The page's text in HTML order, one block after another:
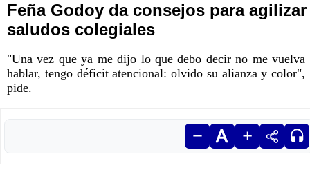
Feña Godoy da consejos para agilizar
saludos colegiales
"Una vez que ya me dijo lo que debo decir no me vuelva
hablar, tengo déficit atencional: olvido su alianza y color",
pide.